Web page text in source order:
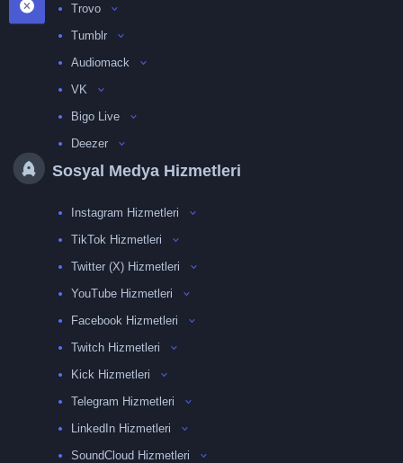
Trovo
Tumblr
Audiomack
VK
Bigo Live
Deezer
Sosyal Medya Hizmetleri
Instagram Hizmetleri
TikTok Hizmetleri
Twitter (X) Hizmetleri
YouTube Hizmetleri
Facebook Hizmetleri
Twitch Hizmetleri
Kick Hizmetleri
Telegram Hizmetleri
LinkedIn Hizmetleri
SoundCloud Hizmetleri